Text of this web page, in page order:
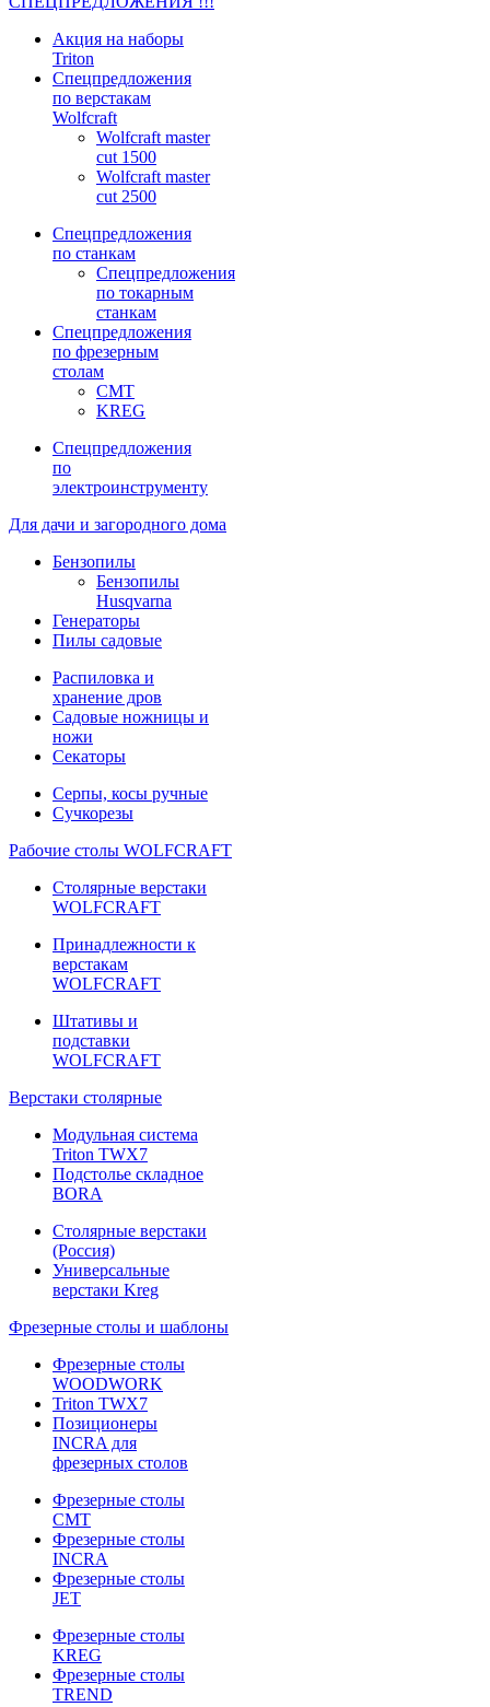
Акция на наборы
Triton
Спецпредложения
по верстакам
Wolfcraft
Wolfcraft master
cut 1500
Wolfcraft master
cut 2500
Спецпредложения
по станкам
Спецпредложения
по токарным
станкам
Спецпредложения
по фрезерным
столам
CMT
KREG
Спецпредложения
по
электроинструменту
Для дачи и загородного дома
Бензопилы
Бензопилы
Husqvarna
Генераторы
Пилы садовые
Распиловка и
хранение дров
Садовые ножницы и
ножи
Секаторы
Серпы, косы ручные
Сучкорезы
Рабочие столы WOLFCRAFT
Столярные верстаки
WOLFCRAFT
Принадлежности к
верстакам
WOLFCRAFT
Штативы и
подставки
WOLFCRAFT
Верстаки столярные
Модульная система
Triton TWX7
Подстолье складное
BORA
Столярные верстаки
(Россия)
Универсальные
верстаки Kreg
Фрезерные столы и шаблоны
Фрезерные столы
WOODWORK
Triton TWX7
Позиционеры
INCRA для
фрезерных столов
Фрезерные столы
CMT
Фрезерные столы
INCRA
Фрезерные столы
JET
Фрезерные столы
KREG
Фрезерные столы
TREND